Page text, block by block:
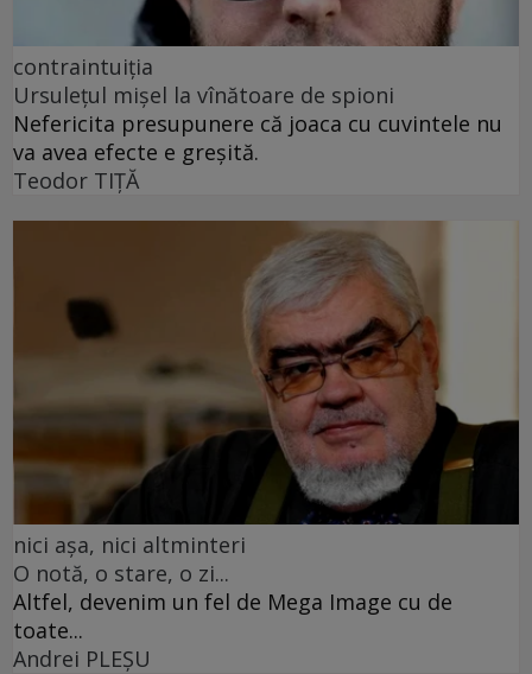
contraintuiția
Ursulețul mișel la vînătoare de spioni
Nefericita presupunere că joaca cu cuvintele nu
va avea efecte e greșită.
Teodor TIŢĂ
nici așa, nici altminteri
O notă, o stare, o zi...
Altfel, devenim un fel de Mega Image cu de
toate...
Andrei PLEŞU